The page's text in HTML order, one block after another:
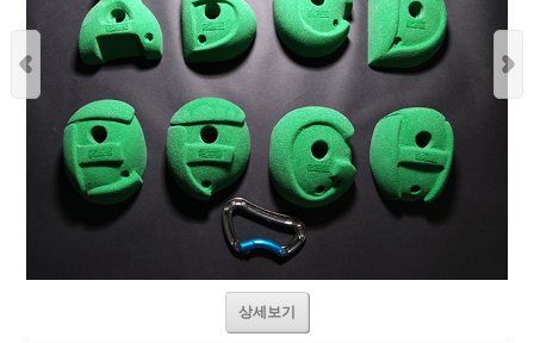
상세보기